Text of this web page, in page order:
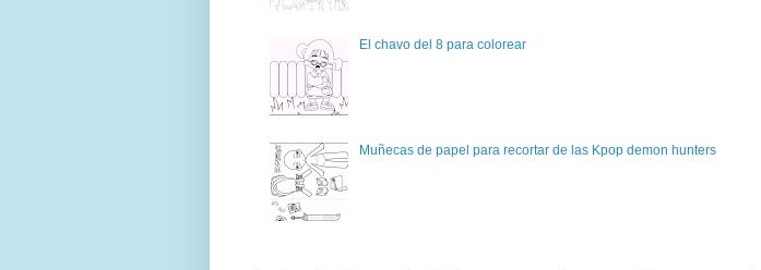
El chavo del 8 para colorear
Muñecas de papel para recortar de las Kpop demon hunters